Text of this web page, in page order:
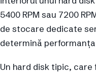
5400 RPM sau 7200
de stocare dedicate
determină
Un hard disk tipic, care